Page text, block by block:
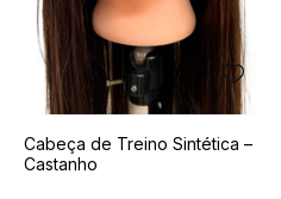
Cabeça de Treino Sintética –
Castanho